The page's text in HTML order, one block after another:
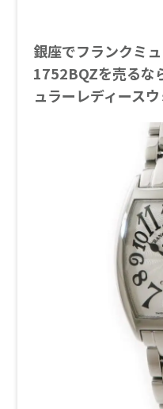
銀座でフランクミ
1752BQZを売るな
ュラーレディース